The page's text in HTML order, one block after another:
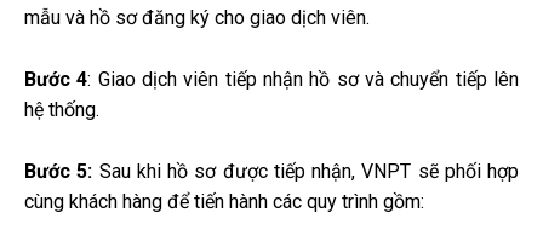
mẫu và hồ sơ đăng ký cho giao dịch viên.
Bước 4: Giao dịch viên tiếp nhận hồ sơ và chuyển tiếp lên
hệ thống.
Bước 5: Sau khi hồ sơ được tiếp nhận, VNPT sẽ phối hợp
cùng khách hàng để tiến hành các quy trình gồm: